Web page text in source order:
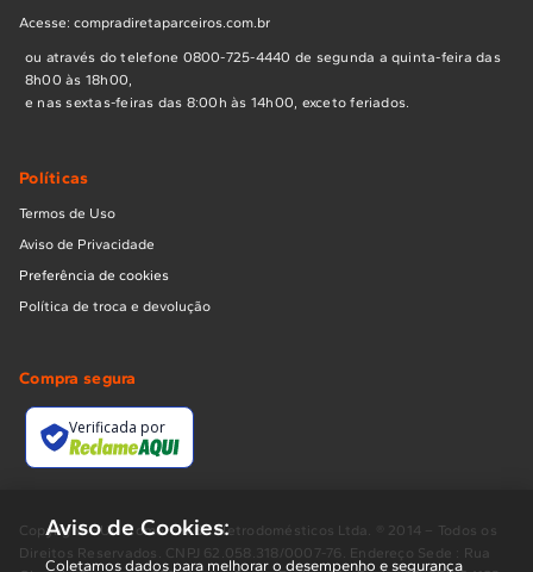
Acesse: compradiretaparceiros.com.br
ou através do telefone 0800-725-4440 de segunda a quinta-feira das
8h00 às 18h00,
e nas sextas-feiras das 8:00h às 14h00, exceto feriados.
Políticas
Termos de Uso
Aviso de Privacidade
Preferência de cookies
Política de troca e devolução
Compra segura
Verificada por
Copyright BUD Comércio de Eletrodomésticos Ltda. ® 2014 – Todos os
Direitos Reservados. CNPJ 62.058.318/0007-76. Endereço Sede : Rua
Aviso de Cookies:
Coletamos dados para melhorar o desempenho e segurança